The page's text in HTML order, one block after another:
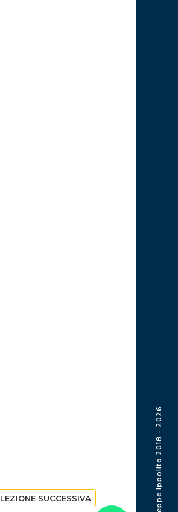
LEZIONE SUCCESSIVA © Giuseppe Ippolito 2018 - 2026